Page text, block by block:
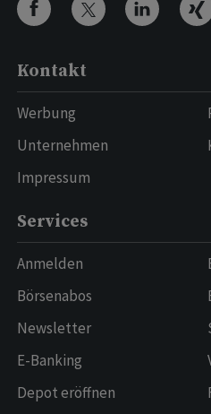
Kontakt
Werbung
Unternehmen
Impressum
Services
Anmelden
Börsenabos
Newsletter
E-Banking
Depot eröffnen